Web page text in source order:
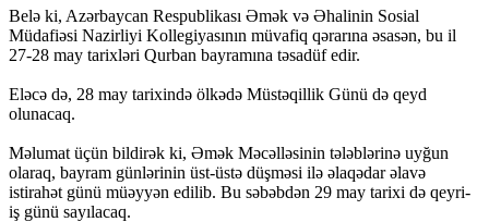
Belə ki, Azərbaycan Respublikası Əmək və Əhalinin Sosial
Müdafiəsi Nazirliyi Kollegiyasının müvafiq qərarına əsasən, bu il
27-28 may tarixləri Qurban bayramına təsadüf edir.
Eləcə də, 28 may tarixində ölkədə Müstəqillik Günü də qeyd
olunacaq.
Məlumat üçün bildirək ki, Əmək Məcəlləsinin tələblərinə uyğun
olaraq, bayram günlərinin üst-üstə düşməsi ilə əlaqədar əlavə
istirahət günü müəyyən edilib. Bu səbəbdən 29 may tarixi də qeyri-
iş günü sayılacaq.